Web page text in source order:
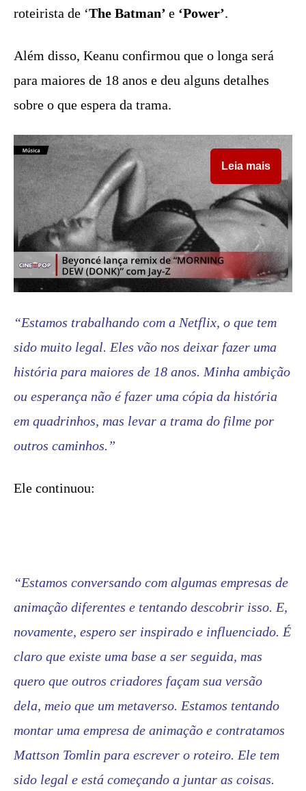
roteirista de ‘The Batman’ e ‘Power’.
Além disso, Keanu confirmou que o longa será
para maiores de 18 anos e deu alguns detalhes
sobre o que espera da trama.
Leia mais
“Estamos trabalhando com a Netflix, o que tem
sido muito legal. Eles vão nos deixar fazer uma
história para maiores de 18 anos. Minha ambição
ou esperança não é fazer uma cópia da história
em quadrinhos, mas levar a trama do filme por
outros caminhos.”
Ele continuou:
“Estamos conversando com algumas empresas de
animação diferentes e tentando descobrir isso. E,
novamente, espero ser inspirado e influenciado. É
claro que existe uma base a ser seguida, mas
quero que outros criadores façam sua versão
dela, meio que um metaverso. Estamos tentando
montar uma empresa de animação e contratamos
Mattson Tomlin para escrever o roteiro. Ele tem
sido legal e está começando a juntar as coisas.